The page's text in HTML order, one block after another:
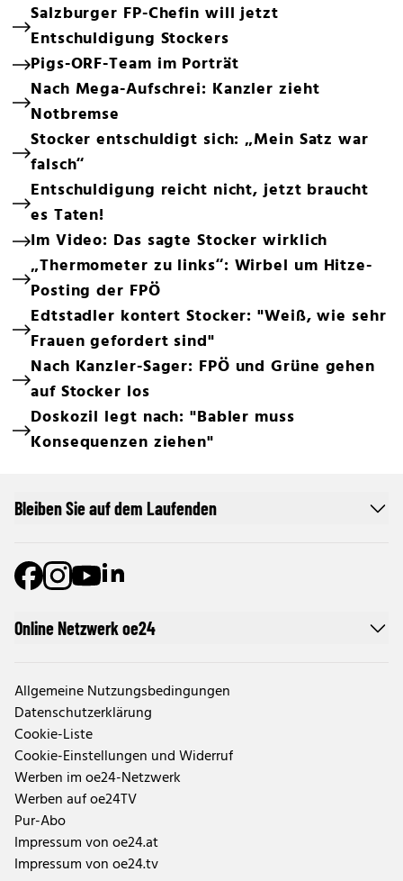
Salzburger FP-Chefin will jetzt
Entschuldigung Stockers
Pigs-ORF-Team im Porträt
Nach Mega-Aufschrei: Kanzler zieht
Notbremse
Stocker entschuldigt sich: „Mein Satz war
falsch“
Entschuldigung reicht nicht, jetzt braucht
es Taten!
Im Video: Das sagte Stocker wirklich
„Thermometer zu links“: Wirbel um Hitze-
Posting der FPÖ
Edtstadler kontert Stocker: "Weiß, wie sehr
Frauen gefordert sind"
Nach Kanzler-Sager: FPÖ und Grüne gehen
auf Stocker los
Doskozil legt nach: "Babler muss
Konsequenzen ziehen"
Online Netzwerk oe24
Allgemeine Nutzungsbedingungen
Datenschutzerklärung
Cookie-Liste
Cookie-Einstellungen und Widerruf
Werben im oe24-Netzwerk
Werben auf oe24TV
Pur-Abo
Impressum von oe24.at
Impressum von oe24.tv
Bleiben Sie auf dem Laufenden